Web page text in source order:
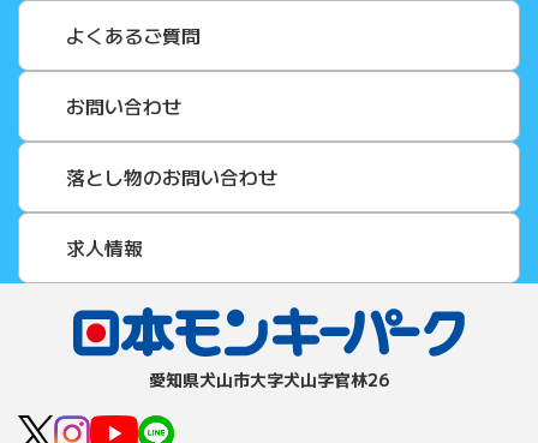
よくあるご質問
お問い合わせ
落とし物のお問い合わせ
求人情報
愛知県⽝⼭市⼤字⽝⼭字官林26